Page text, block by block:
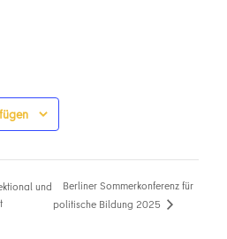
und
Berliner Sommerkonferenz für
politische Bildung 2025